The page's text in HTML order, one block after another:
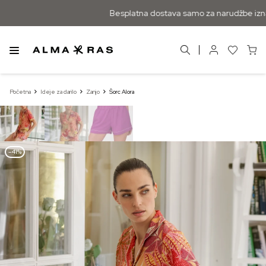
Besplatna dostava samo za narudžbe
Početna Ideje za darilo Zanjo Šorc Alora
–41%